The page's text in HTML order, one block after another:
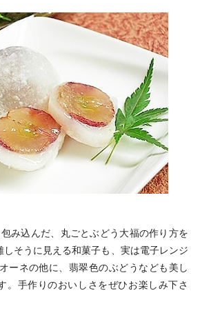
み込んだ、丸ごとぶどう大福の作り方を
しそうに見える和菓子も、実は電子レンジ
ーネの他に、翡翠色のぶどうなども美し
。手作りのおいしさをぜひお楽しみ下さ